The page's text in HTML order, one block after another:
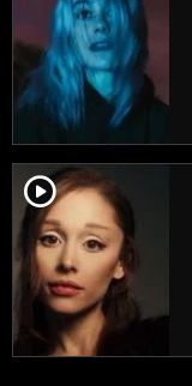
player2